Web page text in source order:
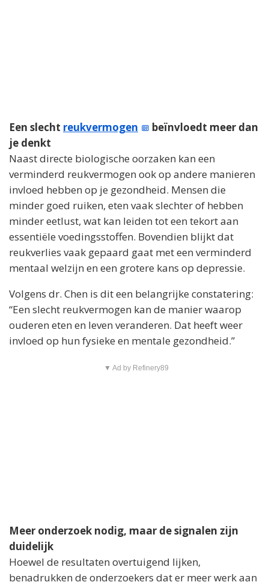
Een slecht reukvermogen
beïnvloedt meer dan
je denkt
Naast directe biologische oorzaken kan een
verminderd reukvermogen ook op andere manieren
invloed hebben op je gezondheid. Mensen die
minder goed ruiken, eten vaak slechter of hebben
minder eetlust, wat kan leiden tot een tekort aan
essentiële voedingsstoffen. Bovendien blijkt dat
reukverlies vaak gepaard gaat met een verminderd
mentaal welzijn en een grotere kans op depressie.
Volgens dr. Chen is dit een belangrijke constatering:
“Een slecht reukvermogen kan de manier waarop
ouderen eten en leven veranderen. Dat heeft weer
invloed op hun fysieke en mentale gezondheid.”
▼ Ad by Refinery89
Meer onderzoek nodig, maar de signalen zijn
duidelijk
Hoewel de resultaten overtuigend lijken,
benadrukken de onderzoekers dat er meer werk aan